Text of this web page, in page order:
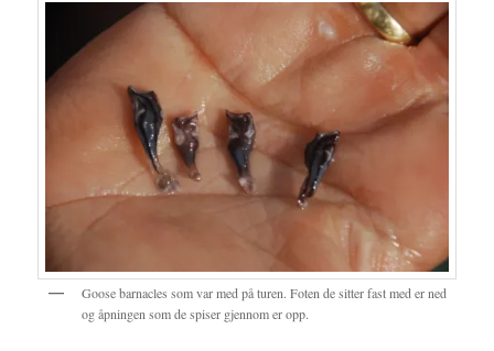
Goose barnacles som var med på turen. Foten de sitter fast med er ned
og åpningen som de spiser gjennom er opp.